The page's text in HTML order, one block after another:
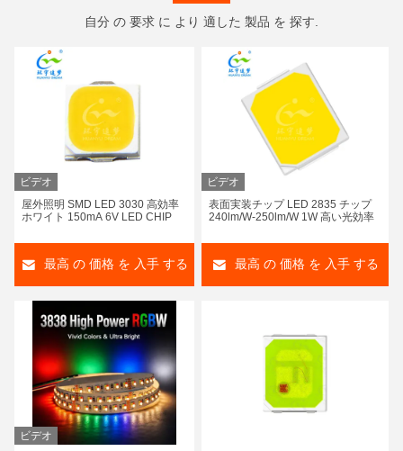
自分 の 要求 に より 適した 製品 を 探す.
ビデオ
屋外照明 SMD LED 3030 高効率
ホワイト 150mA 6V LED CHIP
最高 の 価格 を 入手 する
ビデオ
表面実装チップ LED 2835 チップ
240lm/W-250lm/W 1W 高い光効率
最高 の 価格 を 入手 する
ビデオHYZM ハイパワー COB LED 100 ワット 97 CRI 商業照明用